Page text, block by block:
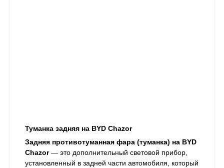
Туманка задняя на BYD Chazor
Задняя противотуманная фара (туманка) на BYD
Chazor— это дополнительный световой прибор,
установленный в задней части автомобиля, который